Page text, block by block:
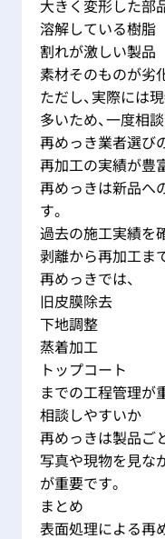
大きく変形した部
溶解している樹脂
割れが激しい製品
素材そのものが劣
ただし、実際には
多いため、一度相
再めっき業者選び
再加工の実績が豊
再めっきは新品へ
す。
過去の施工実績を
剥離から再加工ま
再めっきでは、
旧皮膜除去
下地調整
蒸着加工
トップコート
までの工程管理が
相談しやすいか
再めっきは製品ご
写真や現物を見な
が重要です。
まとめ
表面処理による再